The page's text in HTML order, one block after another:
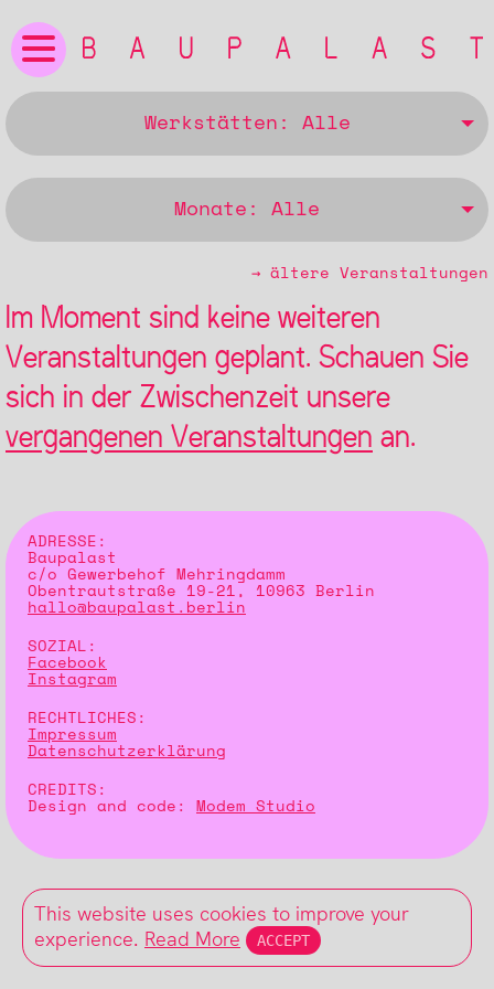
Werkstätten: Alle
Monate: Alle
→ ältere Veranstaltungen
Im Moment sind keine weiteren
Veranstaltungen geplant. Schauen Sie
sich in der Zwischenzeit unsere
vergangenen Veranstaltungen an.
ADRESSE:
Baupalast
c/o Gewerbehof Mehringdamm
Obentrautstraße 19-21, 10963 Berlin
hallo@baupalast.berlin
SOZIAL:
Facebook
Instagram
RECHTLICHES:
Impressum
Datenschutzerklärung
CREDITS:
Design and code: Modem Studio
This website uses cookies to improve your
experience. Read More ACCEPT